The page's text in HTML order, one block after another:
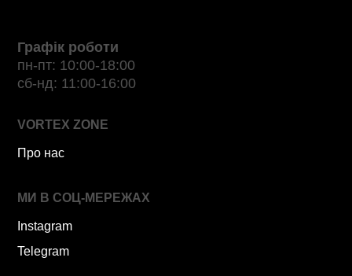
Графік роботи
пн-пт: 10:00-18:00
сб-нд: 11:00-16:00
VORTEX ZONE
Про нас
МИ В СОЦ-МЕРЕЖАХ
Instagram
Telegram